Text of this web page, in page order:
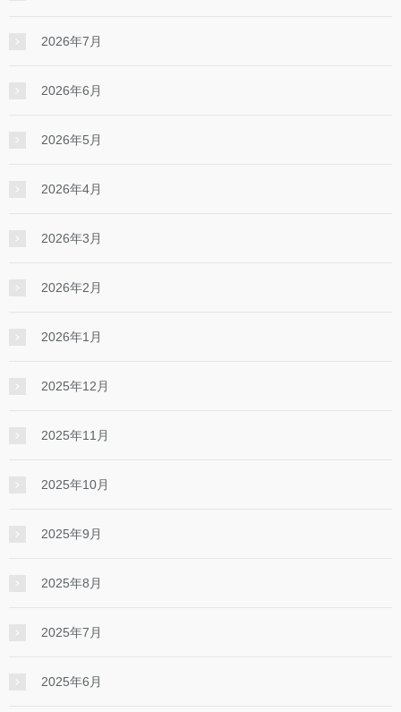
2026年7月
2026年6月
2026年5月
2026年4月
2026年3月
2026年2月
2026年1月
2025年12月
2025年11月
2025年10月
2025年9月
2025年8月
2025年7月
2025年6月